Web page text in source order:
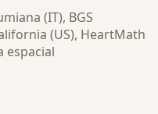
(IT), BGS
(US), HeartMath
espacial